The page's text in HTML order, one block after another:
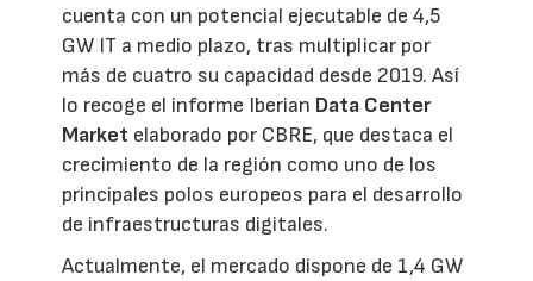
cuenta con un potencial ejecutable de 4,5
GW IT a medio plazo, tras multiplicar por
más de cuatro su capacidad desde 2019. Así
lo recoge el informe Iberian Data Center
Market elaborado por CBRE, que destaca el
crecimiento de la región como uno de los
principales polos europeos para el desarrollo
de infraestructuras digitales.
Actualmente, el mercado dispone de 1,4 GW